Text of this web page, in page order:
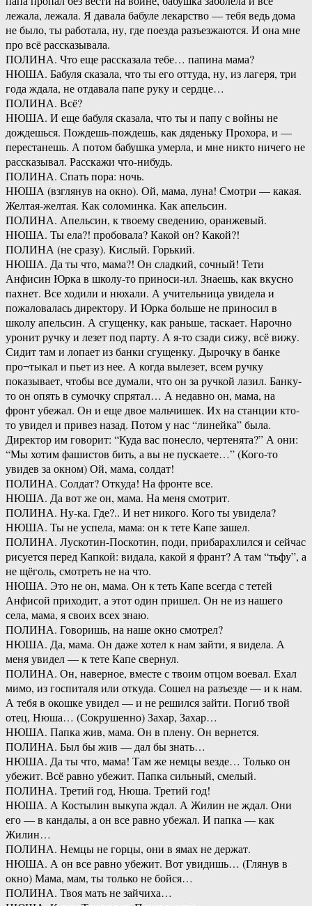
лежала, лежала. Я давала бабуле лекарство — тебя ведь дома
не было, ты работала, ну, где поезда разъезжаются. И она мне
про всё рассказывала.
ПОЛИНА. Что еще рассказала тебе… папина мама?
НЮША. Бабуля сказала, что ты его оттуда, ну, из лагеря, три
года ждала, не отдавала папе руку и сердце…
ПОЛИНА. Всё?
НЮША. И еще бабуля сказала, что ты и папу с войны не
дождешься. Пождешь-пождешь, как дяденьку Прохора, и —
перестанешь. А потом бабушка умерла, и мне никто ничего не
рассказывал. Расскажи что-нибудь.
ПОЛИНА. Спать пора: ночь.
НЮША (взглянув на окно). Ой, мама, луна! Смотри — какая.
Желтая-желтая. Как соломинка. Как апельсин.
ПОЛИНА. Апельсин, к твоему сведению, оранжевый.
НЮША. Ты ела?! пробовала? Какой он? Какой?!
ПОЛИНА (не сразу). Кислый. Горький.
НЮША. Да ты что, мама?! Он сладкий, сочный! Тети
Анфисин Юрка в школу-то приноси-ил. Знаешь, как вкусно
пахнет. Все ходили и нюхали. А учительница увидела и
пожаловалась директору. И Юрка больше не приносил в
школу апельсин. А сгущенку, как раньше, таскает. Нарочно
уронит ручку и лезет под парту. А я-то сзади сижу, всё вижу.
Сидит там и лопает из банки сгущенку. Дырочку в банке
про¬тыкал и пьет из нее. А когда вылезет, всем ручку
показывает, чтобы все думали, что он за ручкой лазил. Банку-
то он опять в сумочку спрятал… А недавно он, мама, на
фронт убежал. Он и еще двое мальчишек. Их на станции кто-
то увидел и привез назад. Потом у нас “линейка” была.
Директор им говорит: “Куда вас понесло, чертенята?” А они:
“Мы хотим фашистов бить, а вы не пускаете…” (Кого-то
увидев за окном) Ой, мама, солдат!
ПОЛИНА. Солдат? Откуда! На фронте все.
НЮША. Да вот же он, мама. На меня смотрит.
ПОЛИНА. Ну-ка. Где?.. И нет никого. Кого ты увидела?
НЮША. Ты не успела, мама: он к тете Капе зашел.
ПОЛИНА. Лускотин-Поскотин, поди, прибарахлился и сейчас
рисуется перед Капкой: видала, какой я франт? А там “тьфу”, а
не щёголь, смотреть не на что.
НЮША. Это не он, мама. Он к теть Капе всегда с тетей
Анфисой приходит, а этот один пришел. Он не из нашего
села, мама, я своих всех знаю.
ПОЛИНА. Говоришь, на наше окно смотрел?
НЮША. Да, мама. Он даже хотел к нам зайти, я видела. А
меня увидел — к тете Капе свернул.
ПОЛИНА. Он, наверное, вместе с твоим отцом воевал. Ехал
мимо, из госпиталя или откуда. Сошел на разъезде — и к нам.
А тебя в окошке увидел — и не решился зайти. Погиб твой
отец, Нюша… (Сокрушенно) Захар, Захар…
НЮША. Папка жив, мама. Он в плену. Он вернется.
ПОЛИНА. Был бы жив — дал бы знать…
НЮША. Да ты что, мама! Там же немцы везде… Только он
убежит. Всё равно убежит. Папка сильный, смелый.
ПОЛИНА. Третий год, Нюша. Третий год!
НЮША. А Костылин выкупа ждал. А Жилин не ждал. Они
его — в кандалы, а он все равно убежал. И папка — как
Жилин…
ПОЛИНА. Немцы не горцы, они в ямах не держат.
НЮША. А он все равно убежит. Вот увидишь… (Глянув в
окно) Мама, мам, ты только не бойся…
ПОЛИНА. Твоя мать не зайчиха…